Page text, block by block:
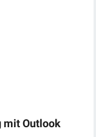
mit Outlook